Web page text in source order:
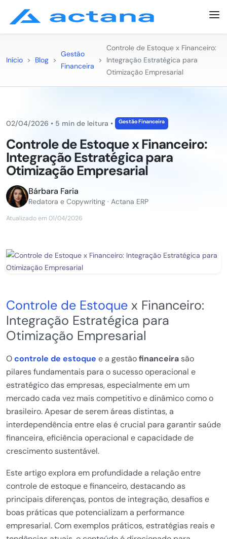
Início > Blog >
Gestão
Financeira
>
Controle de Estoque x Financeiro:
Integração Estratégica para
Otimização Empresarial
02/04/2026 • 5 min de leitura • Gestão Financeira
Controle de Estoque x Financeiro:
Integração Estratégica para
Otimização Empresarial
Bárbara Faria
Redatora e Copywriting · Actana ERP
Atualizado em 01/04/2026
Controle de Estoque x Financeiro:
Integração Estratégica para
Otimização Empresarial
Ocontrole de estoque e a gestãofinanceira são
pilares fundamentais para o sucesso operacional e
estratégico das empresas, especialmente em um
mercado cada vez mais competitivo e dinâmico como o
brasileiro. Apesar de serem áreas distintas, a
interdependência entre elas é crucial para garantir saúde
financeira, eficiência operacional e capacidade de
crescimento sustentável.
Este artigo explora em profundidade a relação entre
controle de estoque e financeiro, destacando as
principais diferenças, pontos de integração, desafios e
boas práticas que potencializam a performance
empresarial. Com exemplos práticos, estratégias reais e